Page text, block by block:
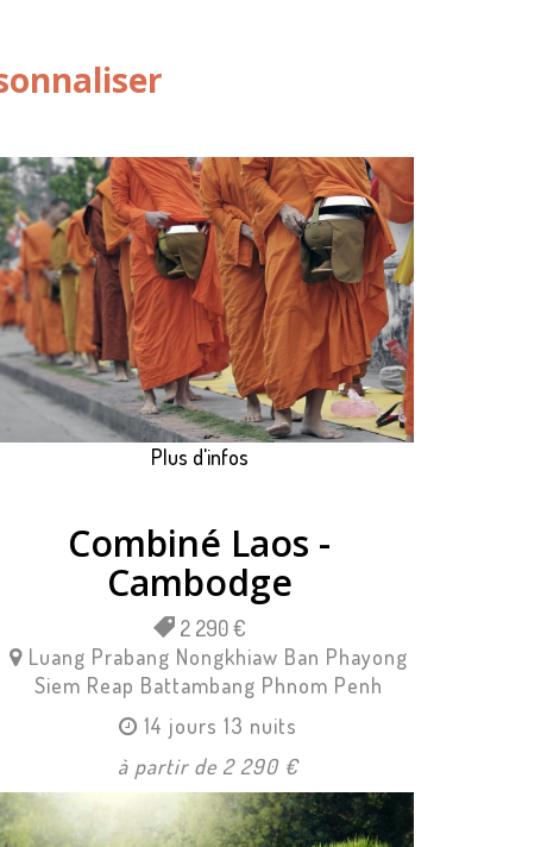
Plus d'infos
Combiné Laos -
Cambodge
2 290 €
Luang Prabang Nongkhiaw Ban Phayong
Siem Reap Battambang Phnom Penh
14 jours 13 nuits
à partir de 2 290 €